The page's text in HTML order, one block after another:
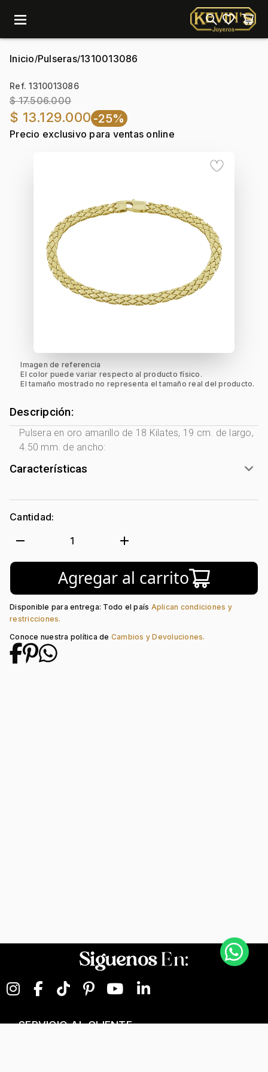
menu
Inicio/Pulseras/1310013086
Ref. 1310013086
$ 17.506.000
$ 13.129.000 -25%
Precio exclusivo para ventas online
Imagen de referencia
El color puede variar respecto al producto físico.
El tamaño mostrado no representa el tamaño real del producto.
Descripción:
Pulsera en oro amarillo de 18 Kilates, 19 cm. de largo,
4.50 mm. de ancho:
Características
Género: Unisex
Tono Metal:
Metal: Oro 18 Kilates
Figuras Geométricas
Longitud: 19
Tipo de terminado:
Liso
Tipo de Broche:
Pico Loro
Cantidad:
remove 1 add
Agregar al carrito
Disponible para entrega: Todo el país Aplican condiciones y
restricciones.
Conoce nuestra política de Cambios y Devoluciones.
SiguenosEn:
SERVICIO AL CLIENTE